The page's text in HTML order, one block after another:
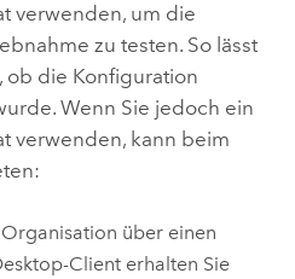
verwenden, um die
zu testen. So lässt
ob die Konfiguration
Wenn Sie jedoch ein
verwenden, kann beim
über einen
Client erhalten Sie